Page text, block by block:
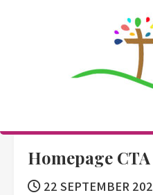
The
Homepage
22 SEPTEMBER